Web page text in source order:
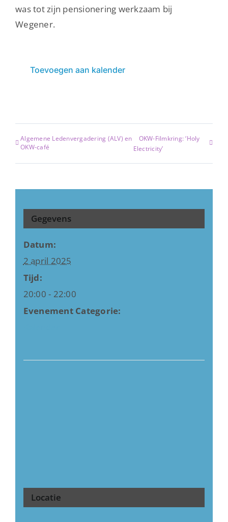
was tot zijn pensionering werkzaam bij
Wegener.
Toevoegen aan kalender
Algemene Ledenvergadering (ALV) en
OKW-café
OKW-Filmkring: ‘Holy
Electricity’
Gegevens
Datum:
2 april 2025
Tijd:
20:00 - 22:00
Evenement Categorie:
Locatie